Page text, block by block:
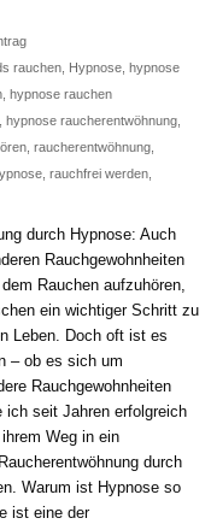
rauchen, Hypnose, hypnose
hypnose rauchen
hypnose raucherentwöhnung
raucherentwöhnung
rauchfrei werden
durch Hypnose: Auch
Rauchgewohnheiten
Rauchen aufzuhören,
ein wichtiger Schritt zu
Leben. Doch oft ist es
– ob es sich um
Rauchgewohnheiten
ich seit Jahren erfolgreich
Weg in ein
durch
Warum ist Hypnose so
ist eine der